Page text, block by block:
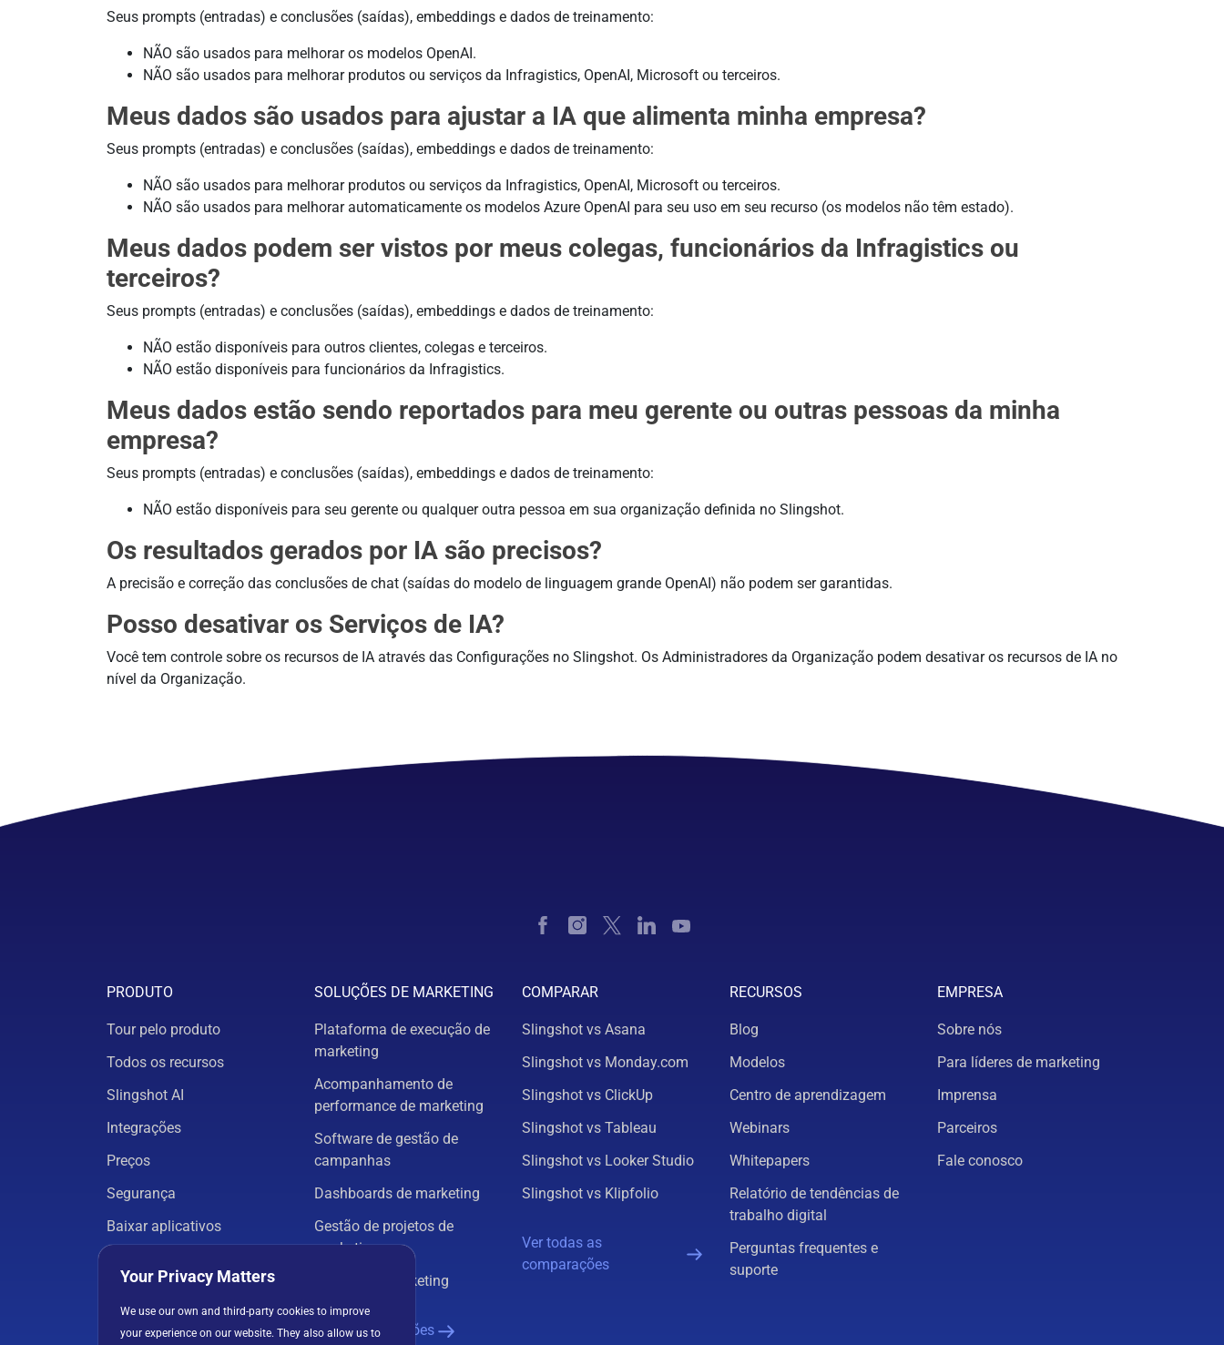
Seus prompts (entradas) e conclusões (saídas), embeddings e dados de treinamento:
NÃO são usados para melhorar os modelos OpenAI.
NÃO são usados para melhorar produtos ou serviços da Infragistics, OpenAI, Microsoft ou terceiros.
Meus dados são usados para ajustar a IA que alimenta minha empresa?
Seus prompts (entradas) e conclusões (saídas), embeddings e dados de treinamento:
NÃO são usados para melhorar produtos ou serviços da Infragistics, OpenAI, Microsoft ou terceiros.
NÃO são usados para melhorar automaticamente os modelos Azure OpenAI para seu uso em seu recurso (os modelos não têm estado).
Meus dados podem ser vistos por meus colegas, funcionários da Infragistics ou
terceiros?
Seus prompts (entradas) e conclusões (saídas), embeddings e dados de treinamento:
NÃO estão disponíveis para outros clientes, colegas e terceiros.
NÃO estão disponíveis para funcionários da Infragistics.
Meus dados estão sendo reportados para meu gerente ou outras pessoas da minha
empresa?
Seus prompts (entradas) e conclusões (saídas), embeddings e dados de treinamento:
NÃO estão disponíveis para seu gerente ou qualquer outra pessoa em sua organização definida no Slingshot.
Os resultados gerados por IA são precisos?
A precisão e correção das conclusões de chat (saídas do modelo de linguagem grande OpenAI) não podem ser garantidas.
Posso desativar os Serviços de IA?
Você tem controle sobre os recursos de IA através das Configurações no Slingshot. Os Administradores da Organização podem desativar os recursos de IA no
nível da Organização.
PRODUTO
Tour pelo produto
Todos os recursos
Slingshot AI
Integrações
Preços
Segurança
Baixar aplicativos
SOLUÇÕES DE MARKETING
Plataforma de execução de
marketing
Acompanhamento de
performance de marketing
Software de gestão de
campanhas
Dashboards de marketing
Gestão de projetos de
marketing
Análise de marketing
Todas as soluções
COMPARAR
Slingshot vs Asana
Slingshot vs Monday.com
Slingshot vs ClickUp
Slingshot vs Tableau
Slingshot vs Looker Studio
Slingshot vs Klipfolio
Ver todas as
comparações
RECURSOS
Blog
Modelos
Centro de aprendizagem
Webinars
Whitepapers
Relatório de tendências de
trabalho digital
Perguntas frequentes e
suporte
EMPRESA
Sobre nós
Para líderes de marketing
Imprensa
Parceiros
Fale conosco
Your Privacy Matters
We use our own and third-party cookies to improve
your experience on our website. They also allow us to